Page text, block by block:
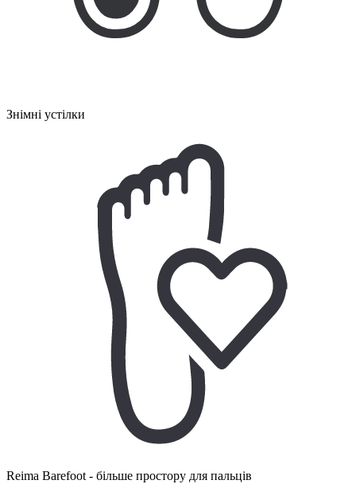
Знімні устілки
Reima Barefoot - більше простору для пальців